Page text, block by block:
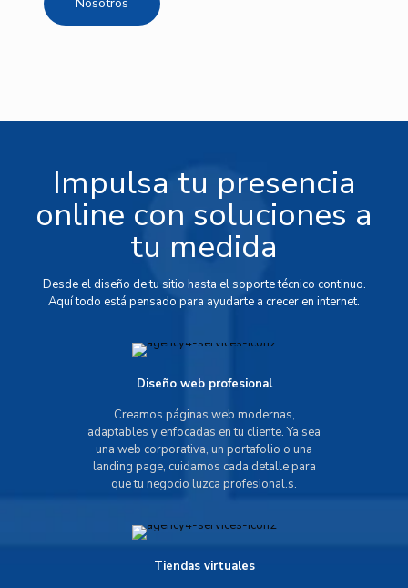
Impulsa tu presencia
online con soluciones a
tu medida
Desde el diseño de tu sitio hasta el soporte técnico continuo.
Aquí todo está pensado para ayudarte a crecer en internet.
Diseño web profesional
Creamos páginas web modernas,
adaptables y enfocadas en tu cliente. Ya sea
una web corporativa, un portafolio o una
landing page, cuidamos cada detalle para
que tu negocio luzca profesional.s.
Tiendas virtuales